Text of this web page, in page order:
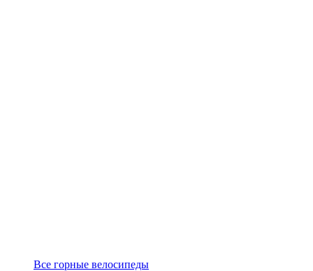
Все горные велосипеды